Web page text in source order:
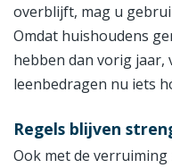
overblijft, mag u
Omdat huishoudens
hebben dan vorig jaar,
leenbedragen nu iets
Regels blijven
Ook met de